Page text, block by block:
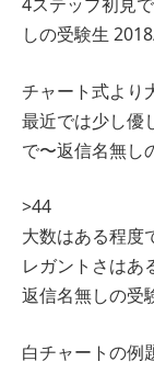
しの受験生
チャート式より
最近では少し優
で〜返信名無し
>44
大数はある程度
レガントさはあ
返信名無しの受
白チャートの例